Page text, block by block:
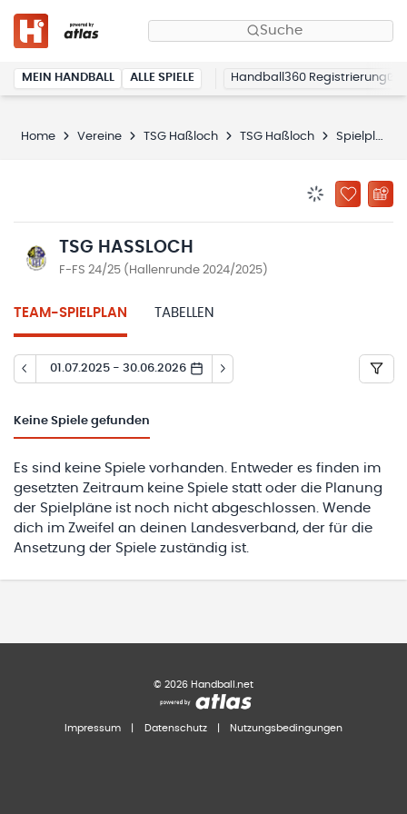
Suche
MEIN HANDBALL ALLE SPIELE Handball360 Registrierung
Home Vereine TSG Haßloch TSG Haßloch Spielplan
ZU
TSG HASSLOCH
F-FS 24/25 (Hallenrunde 2024/2025)
TEAM-SPIELPLAN TABELLEN
01.07.2025 - 30.06.2026
Keine Spiele gefunden
Es sind keine Spiele vorhanden. Entweder es finden im
gesetzten Zeitraum keine Spiele statt oder die Planung
der Spielpläne ist noch nicht abgeschlossen. Wende
dich im Zweifel an deinen Landesverband, der für die
Ansetzung der Spiele zuständig ist.
© 2026 Handball.net
Impressum Datenschutz Nutzungsbedingungen